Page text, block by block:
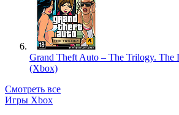
Grand Theft Auto – The Trilogy. The
(Xbox)
Смотреть все
Игры Xbox